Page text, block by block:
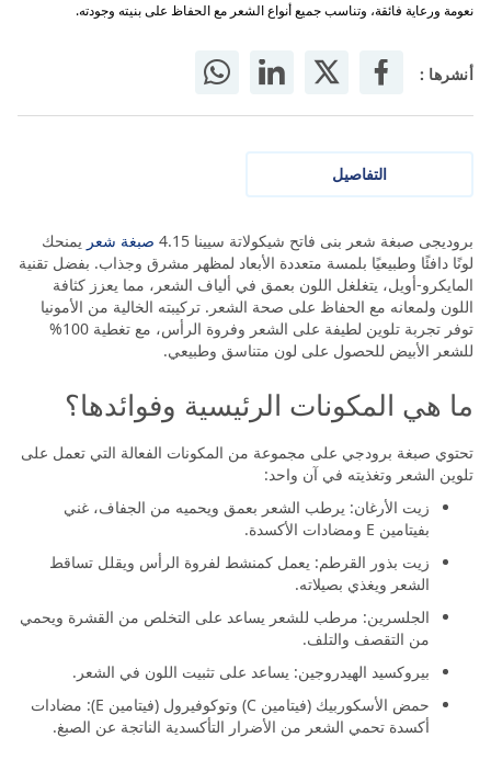
نعومة ورعاية فائقة، وتناسب جميع أنواع الشعر مع الحفاظ على بنيته وجودته.
أنشرها :
التفاصيل
بروديجى صبغة شعر بنى فاتح شيكولاتة سيينا 4.15 صبغة شعر يمنحك
لونًا دافئًا وطبيعيًا بلمسة متعددة الأبعاد لمظهر مشرق وجذاب. بفضل تقنية
المايكرو-أويل، يتغلغل اللون بعمق في ألياف الشعر، مما يعزز كثافة
اللون ولمعانه مع الحفاظ على صحة الشعر. تركيبته الخالية من الأمونيا
توفر تجربة تلوين لطيفة على الشعر وفروة الرأس، مع تغطية 100%
للشعر الأبيض للحصول على لون متناسق وطبيعي.
ما هي المكونات الرئيسية وفوائدها؟
تحتوي صبغة برودجي على مجموعة من المكونات الفعالة التي تعمل على
تلوين الشعر وتغذيته في آن واحد:
زيت الأرغان: يرطب الشعر بعمق ويحميه من الجفاف، غني
بفيتامين E ومضادات الأكسدة.
زيت بذور القرطم: يعمل كمنشط لفروة الرأس ويقلل تساقط
الشعر ويغذي بصيلاته.
الجلسرين: مرطب للشعر يساعد على التخلص من القشرة ويحمي
من التقصف والتلف.
بيروكسيد الهيدروجين: يساعد على تثبيت اللون في الشعر.
حمض الأسكوربيك (فيتامين C) وتوكوفيرول (فيتامين E): مضادات
أكسدة تحمي الشعر من الأضرار التأكسدية الناتجة عن الصبغ.